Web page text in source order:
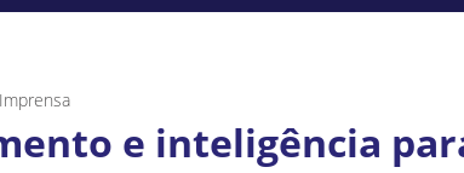
e inteligência